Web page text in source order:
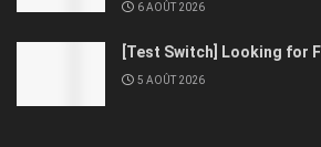
6 AOÛT 2026
[Test Switch] Looking for
5 AOÛT 2026